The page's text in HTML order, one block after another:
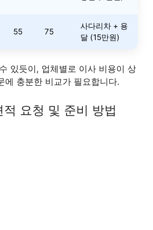
55 75
사다리차 + 용
달 (15만원)
있듯이, 업체별로 이사 비용이 상
에 충분한 비교가 필요합니다.
요청 및 준비 방법